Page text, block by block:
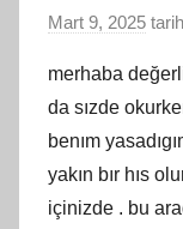
Mart 9, 2025
merhaba
da sızde
benım
yakın bır hıs
içinizde . bu